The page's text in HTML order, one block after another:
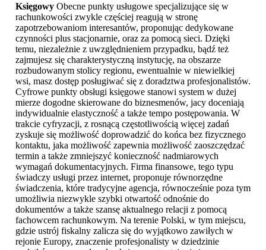
Księgowy Obecne punkty usługowe specjalizujące się w
rachunkowości zwykle częściej reagują w stronę
zapotrzebowaniom interesantów, proponując dedykowane
czynności plus stacjonarnie, oraz za pomocą sieci. Dzięki
temu, niezależnie z uwzględnieniem przypadku, bądź też
zajmujesz się charakterystyczną instytucję, na obszarze
rozbudowanym stolicy regionu, ewentualnie w niewielkiej
wsi, masz dostęp posługiwać się z doradztwa profesjonalistów.
Cyfrowe punkty obsługi księgowe stanowi system w dużej
mierze dogodne skierowane do biznesmenów, jacy doceniają
indywidualnie elastyczność a także tempo postępowania. W
trakcie cyfryzacji, z rosnącą częstotliwością więcej zadań
zyskuje się możliwość doprowadzić do końca bez fizycznego
kontaktu, jaka możliwość zapewnia możliwość zaoszczędzać
termin a także zmniejszyć konieczność nadmiarowych
wymagań dokumentacyjnych. Firma finansowe, tego typu
świadczy usługi przez internet, proponuje równorzędne
świadczenia, które tradycyjne agencja, równocześnie poza tym
umożliwia niezwykle szybki otwartość odnośnie do
dokumentów a także szansę aktualnego relacji z pomocą
fachowcem rachunkowym. Na terenie Polski, w tym miejscu,
gdzie ustrój fiskalny zalicza się do wyjątkowo zawiłych w
rejonie Europy, znaczenie profesjonalisty w dziedzinie